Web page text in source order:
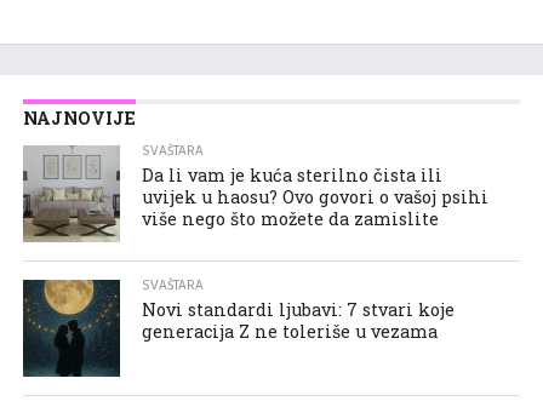
NAJNOVIJE
SVAŠTARA
Da li vam je kuća sterilno čista ili
uvijek u haosu? Ovo govori o vašoj psihi
više nego što možete da zamislite
SVAŠTARA
Novi standardi ljubavi: 7 stvari koje
generacija Z ne toleriše u vezama